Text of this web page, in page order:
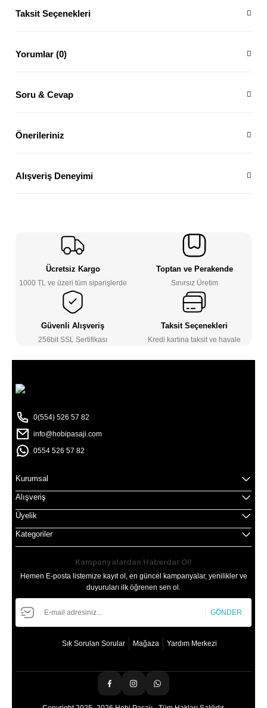
Taksit Seçenekleri
Yorumlar (0)
Soru & Cevap
Önerileriniz
Alışveriş Deneyimi
Ücretsiz Kargo
1000 TL ve üzeri tüm siparişlerde
Toptan ve Perakende
Sınırsız Üretim
Güvenli Alışveriş
256bit SSL Sertifikası
Taksit Seçenekleri
Kredi kartına taksit ve havale
0(554) 526 57 82
info@hobipasaji.com
0554 526 57 82
Kurumsal
Alışveriş
Üyelik
Kategoriler
Kampanyalardan Haberdar Ol!
Hemen E-posta listemize kayıt ol, en güncel kampanyalar, yenilikler ve
duyuruları ilk öğrenen sen ol.
GÖNDER
Sık Sorulan Sorular Mağaza Yardım Merkezi